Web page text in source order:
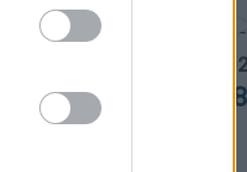
Ώρα Ελλάδος 06/